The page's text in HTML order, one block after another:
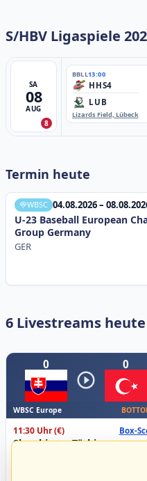
S/HBV Ligaspiele
SA
08
AUG
8
BBLL13:00
HHS4
LUB
Lizards Field, Lübeck
Termin heute
WBSC 04.08.2026 –
U-23 Baseball European
Group Germany
GER
6 Livestreams heute
0 0
WBSC Europe
11:30 Uhr(€) Box-
Slovakia vs. Türkiye